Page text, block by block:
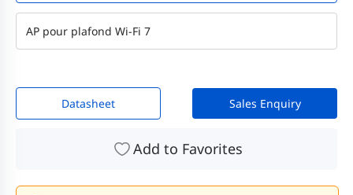
AP pour plafond Wi-Fi 7
Datasheet Sales Enquiry
Add to Favorites